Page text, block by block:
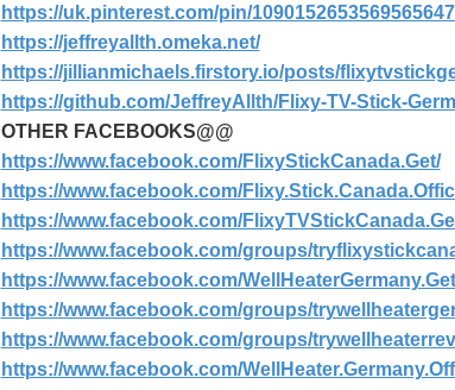
https://uk.pinterest.com/pin/
https://jeffreyallth.omeka.net/
https://jillianmichaels.firstory.io/posts/
https://github.com/JeffreyAllth/Flixy-TV-Stick-
OTHER FACEBOOKS@@
https://www.facebook.com/FlixyStickCanada.Get/
https://www.facebook.com/
https://www.facebook.com/
https://www.facebook.com/groups/
https://www.facebook.com/
https://www.facebook.com/groups/
https://www.facebook.com/groups/
https://www.facebook.com/